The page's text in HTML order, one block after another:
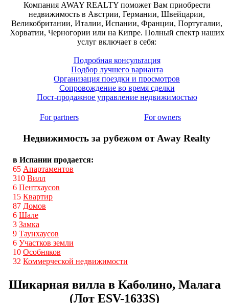
Компания AWAY REALTY поможет Вам приобрести
недвижимость в Австрии, Германии, Швейцарии,
Великобритании, Италии, Испании, Франции, Португалии,
Хорватии, Черногории или на Кипре. Полный спектр наших
услуг включает в себя:
Подробная консультация
Подбор лучшего варианта
Организация поездки и просмотров
Сопровождение во время сделки
Пост-продажное управление недвижимостью
For partners For owners
Недвижимость за рубежом от Away Realty
в Испании продается:
65 Апартаментов
310 Вилл
6 Пентхаусов
15 Квартир
87 Домов
6 Шале
3 Замка
9 Таунхаусов
6 Участков земли
10 Особняков
32 Коммерческой недвижимости
Шикарная вилла в Каболино, Малага
(Лот ESV-1633S)